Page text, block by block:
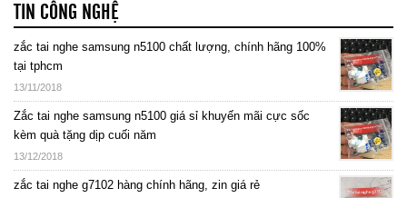
TIN CÔNG NGHỆ
zắc tai nghe samsung n5100 chất lượng, chính hãng 100%
tại tphcm
13/11/2018
Zắc tai nghe samsung n5100 giá sỉ khuyến mãi cực sốc
kèm quà tặng dịp cuối năm
13/12/2018
zắc tai nghe g7102 hàng chính hãng, zin giá rẻ